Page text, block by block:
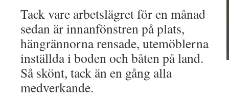
Tack vare arbetslägret för en månad
sedan är innanfönstren på plats,
hängrännorna rensade, utemöblerna
inställda i boden och båten på land.
Så skönt, tack än en gång alla
medverkande.